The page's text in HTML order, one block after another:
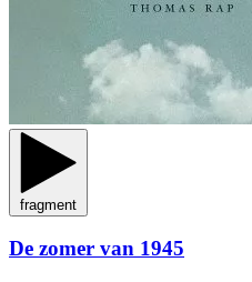
fragment
De zomer van 1945